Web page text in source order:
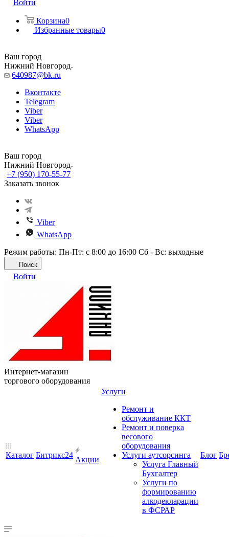
Войти
Корзина0
Избранные товары0
Ваш город
Нижний Новгород
640987@bk.ru
Вконтакте
Telegram
Viber
Viber
WhatsApp
Ваш город
Нижний Новгород
+7 (950) 170-55-77
Заказать звонок
Viber
WhatsApp
Режим работы: Пн-Пт: с 8:00 до 16:00 Сб - Вс: выходные
Поиск
Войти
Интернет-магазин
торгового оборудования
Каталог Битрикс24
Акции
Услуги
Ремонт и
обслуживание ККТ
Ремонт и поверка
весового
оборудования
Услуги аутсорсинга
Услуга Главный
Бухгалтер
Услуги по
формированию
алкодекларации
в ФСРАР
Блог